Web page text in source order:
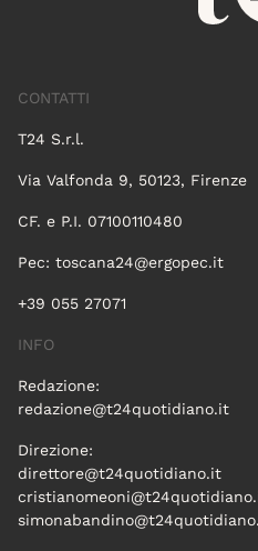
CONTATTI
T24 S.r.l.
Via Valfonda 9, 50123, Firenze
CF. e P.I. 07100110480
Pec: toscana24@ergopec.it
+39 055 27071
INFO
Redazione:
redazione@t24quotidiano.it
Direzione:
direttore@t24quotidiano.it